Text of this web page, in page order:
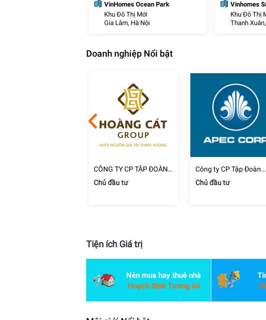
VinHomes Ocean Park
Khu Đô Thị Mới
Gia Lâm, Hà Nội
Vinhomes
VinCity
Khu Đô Thị
Thanh
Doanh nghiệp Nổi bật
CÔNG TY CP TẬP ĐOÀN
ĐỊA ỐC HOÀNG CÁT
Chủ đầu tư
Công ty CP Tập Đoàn
Đầu Tư Châu Á Thái
Dương
Chủ đầu tư
Tiện ích Giá trị
Nên mua hay thuê nhà
Hoạch định Tương lai